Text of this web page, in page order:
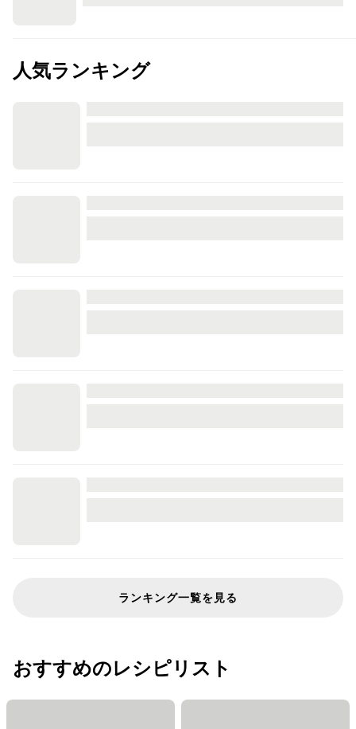
人気ランキング
ランキング一覧を見る
おすすめのレシピリスト